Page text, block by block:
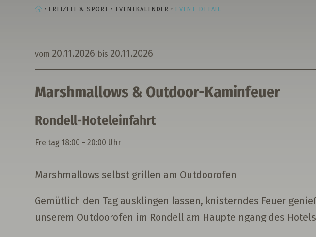
STARTSEITE
FREIZEIT & SPORT EVENTKALENDER EVENT-DETAIL
vom 20.11.2026 bis 20.11.2026
Marshmallows & Outdoor-Kaminfeuer
Rondell-Hoteleinfahrt
Freitag 18:00 - 20:00 Uhr
Marshmallows selbst grillen am Outdoorofen
Gemütlich den Tag ausklingen lassen, knisterndes Feuer
unserem Outdoorofen im Rondell am Haupteingang des